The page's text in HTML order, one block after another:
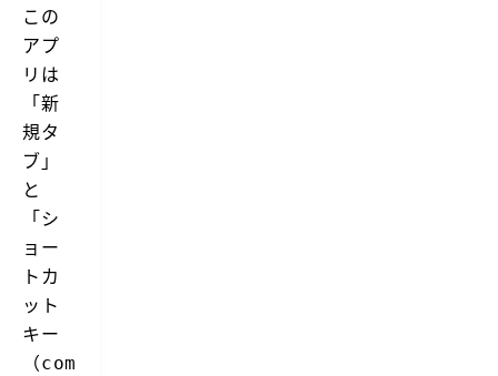
この
アプ
リは
「新
規タ
ブ」
と
「シ
ョー
トカ
ット
キー
（com